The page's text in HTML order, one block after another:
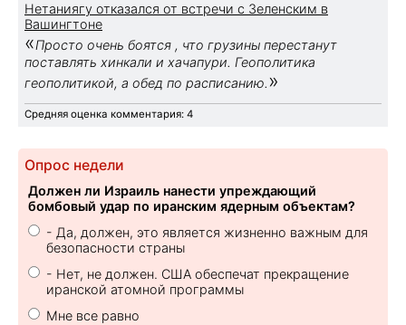
Нетаниягу отказался от встречи с Зеленским в
Вашингтоне
«Просто очень боятся , что грузины перестанут
поставлять хинкали и хачапури. Геополитика
геополитикой, а обед по расписанию. »
Средняя оценка комментария: 4
Опрос недели
Должен ли Израиль нанести упреждающий
бомбовый удар по иранским ядерным объектам?
- Да, должен, это является жизненно важным для
безопасности страны
- Нет, не должен. США обеспечат прекращение
иранской атомной программы
Мне все равно